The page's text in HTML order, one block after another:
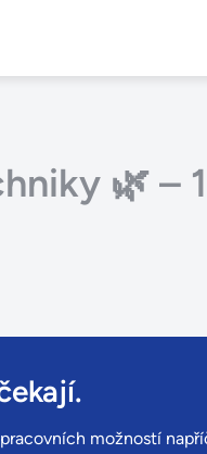
🌿 –
možností